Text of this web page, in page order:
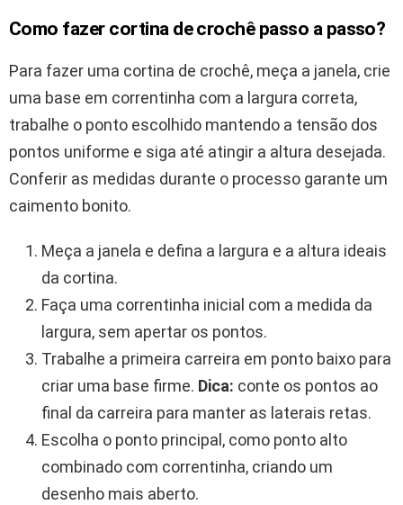
Como fazer cortina de crochê passo a passo?
Para fazer uma cortina de crochê, meça a janela, crie
uma base em correntinha com a largura correta,
trabalhe o ponto escolhido mantendo a tensão dos
pontos uniforme e siga até atingir a altura desejada.
Conferir as medidas durante o processo garante um
caimento bonito.
Meça a janela e defina a largura e a altura ideais
da cortina.
Faça uma correntinha inicial com a medida da
largura, sem apertar os pontos.
Trabalhe a primeira carreira em ponto baixo para
criar uma base firme. Dica: conte os pontos ao
final da carreira para manter as laterais retas.
Escolha o ponto principal, como ponto alto
combinado com correntinha, criando um
desenho mais aberto.